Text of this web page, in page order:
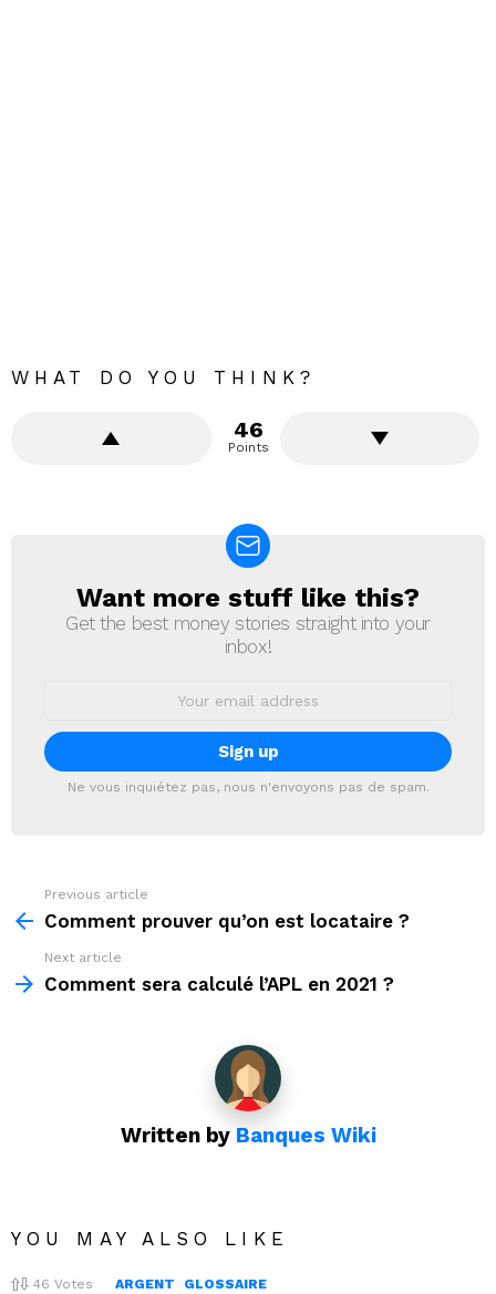
WHAT DO YOU THINK?
46
Points
NEWSLETTER
Want more stuff like this?
Get the best money stories straight into your
inbox!
Ne vous inquiétez pas, nous n'envoyons pas de spam.
more
Previous article
Comment prouver qu’on est locataire ?
Next article
Comment sera calculé l’APL en 2021 ?
Written by Banques Wiki
YOU MAY ALSO LIKE
46 Votes ARGENT GLOSSAIRE